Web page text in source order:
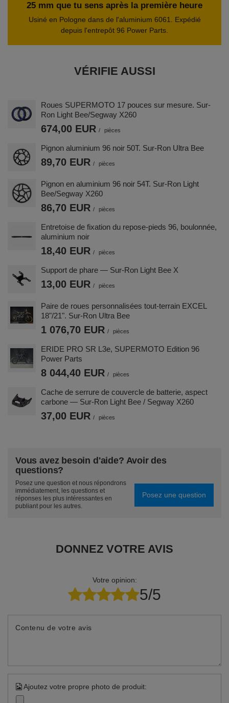
25 mm que tu sens après la première heure
Usiné en Pologne dans de l'aluminium 6061. Expédié
depuis l'entrepôt 96 Power Parts.
VÉRIFIE AUSSI
Roues SUPERMOTO 17 pouces sur mesure. Sur-
Ron Light Bee/Segway X260
674,00 EUR / pièces
Pignon aluminium 96 noir 50T. Sur-Ron Ultra Bee
89,70 EUR / pièces
Pignon en aluminium 96 noir 54T. Sur-Ron Light
Bee/Segway X260
86,70 EUR / pièces
Entretoise de fixation du repose-pieds 96, boulonnée,
aluminium noir
18,40 EUR / pièces
Support de phare — Sur-Ron Light Bee X
13,00 EUR / pièces
Paire de roues personnalisées tout-terrain EXCEL
18"/21". Sur-Ron Ultra Bee
1 076,70 EUR / pièces
ERIDE PRO SR L3e, SUPERMOTO Edition 96
Power Parts
8 044,40 EUR / pièces
Cache de serrure de couvercle de batterie, aspect
carbone — Sur-Ron Light Bee / Segway X260
37,00 EUR / pièces
Vous avez besoin d'aide? Avoir des
questions?
Posez une question et nous répondrons
immédiatement, les questions et
réponses les plus intéressantes en
publiant pour les autres.
Posez une question
DONNEZ VOTRE AVIS
Votre opinion:
5/5
Contenu de votre avis
Ajoutez votre propre photo de produit: